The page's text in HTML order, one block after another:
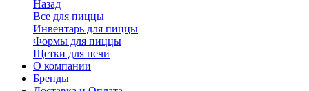
Назад
Все для пиццы
Инвентарь для пиццы
Формы для пиццы
Щетки для печи
О компании
Бренды